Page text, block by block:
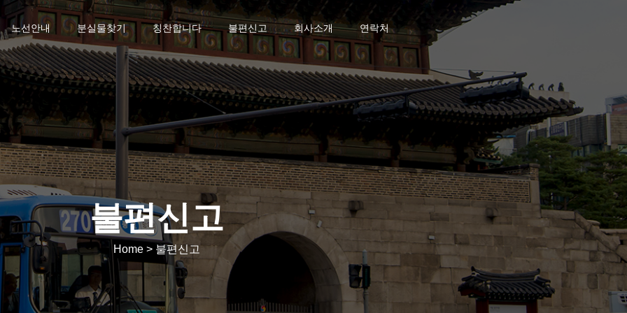
노선안내 분실물찾기 칭찬합니다 불편신고 회사소개 연락처
불편신고
Home > 불편신고